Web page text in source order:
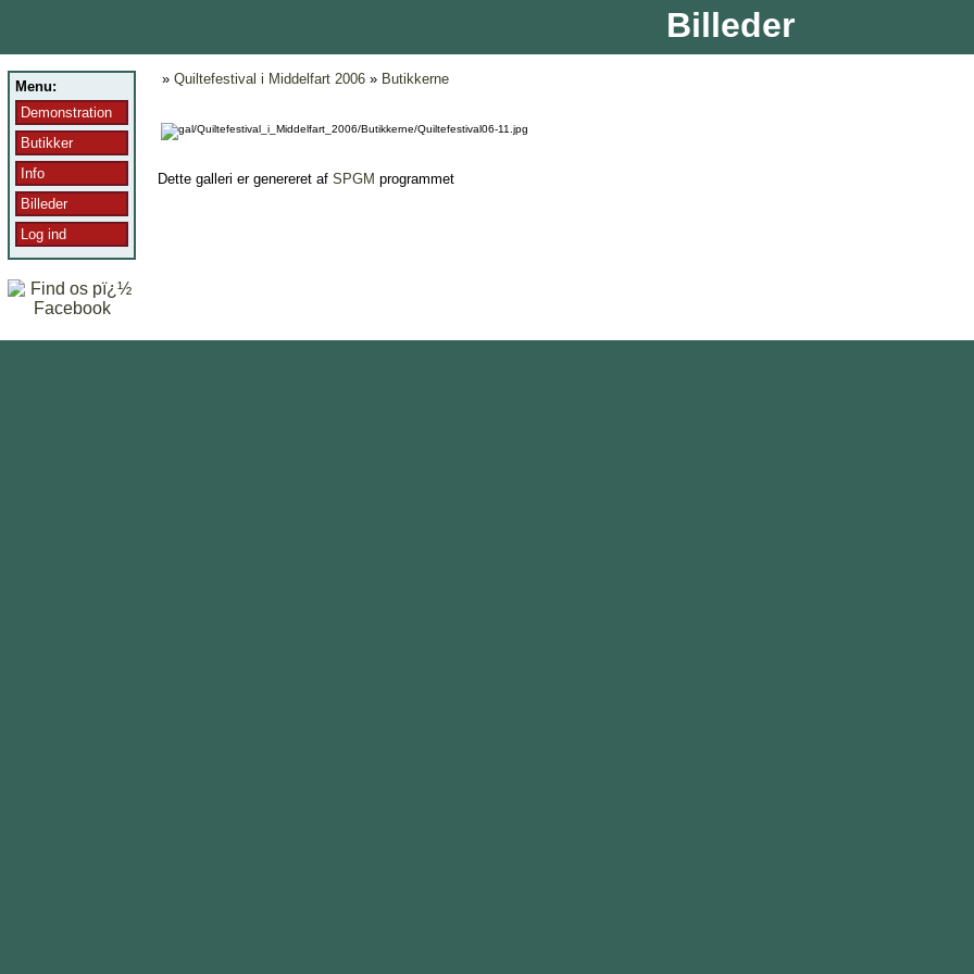
Billeder
Menu:
Demonstration
Butikker
Info
Billeder
Log ind
» Quiltefestival i Middelfart 2006 » Butikkerne
Dette galleri er genereret af SPGM programmet